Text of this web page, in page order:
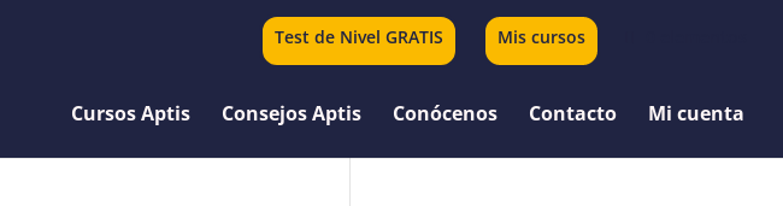
Test de Nivel GRATIS Mis cursos
Cursos Aptis Consejos Aptis Conócenos Contacto Mi cuenta